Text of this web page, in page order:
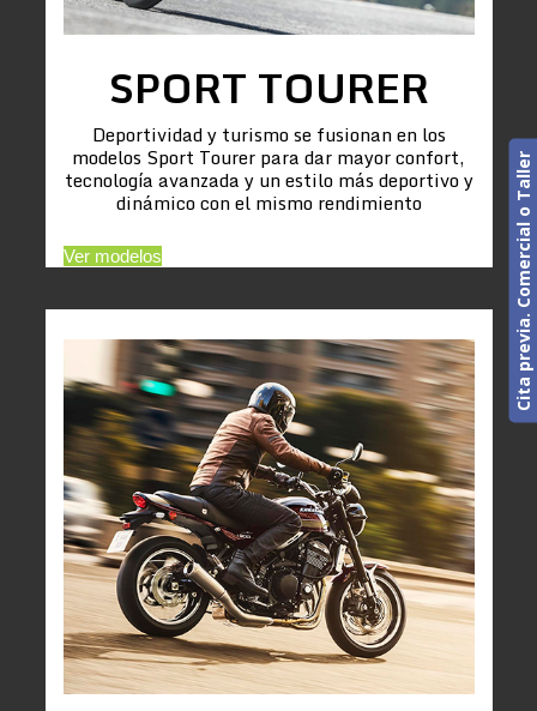
SPORT TOURER
Deportividad y turismo se fusionan en los
modelos Sport Tourer para dar mayor confort,
tecnología avanzada y un estilo más deportivo y
dinámico con el mismo rendimiento
Ver modelos Cita previa. Comercial o Taller